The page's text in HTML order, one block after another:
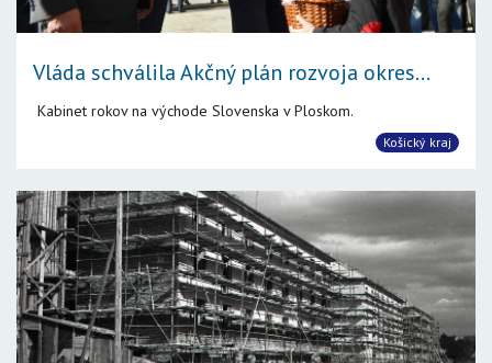
Vláda schválila Akčný plán rozvoja okres...
Kabinet rokov na východe Slovenska v Ploskom.
Košický kraj